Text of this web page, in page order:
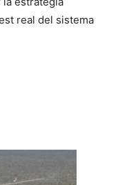
real del sistema